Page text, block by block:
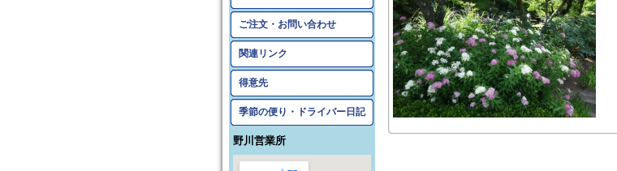
ご注文・お問い合わせ
関連リンク
得意先
季節の便り・ドライバー日記
野川営業所